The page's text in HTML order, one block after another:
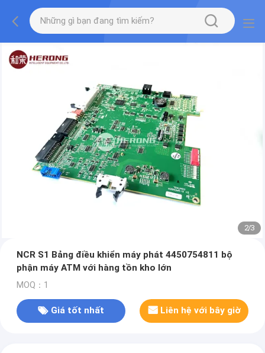
2/3
NCR S1 Bảng điều khiển máy phát 4450754811 bộ
phận máy ATM với hàng tồn kho lớn
MOQ：1
Giá tốt nhất Liên hệ với bây giờ